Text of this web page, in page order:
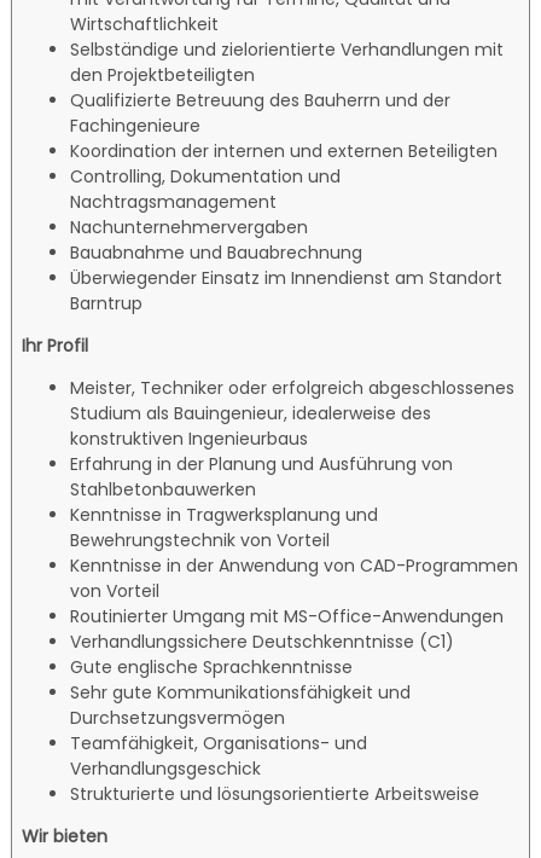
Wirtschaftlichkeit
Selbständige und zielorientierte Verhandlungen mit
den Projektbeteiligten
Qualifizierte Betreuung des Bauherrn und der
Fachingenieure
Koordination der internen und externen Beteiligten
Controlling, Dokumentation und
Nachtragsmanagement
Nachunternehmervergaben
Bauabnahme und Bauabrechnung
Überwiegender Einsatz im Innendienst am Standort
Barntrup
Ihr Profil
Meister, Techniker oder erfolgreich abgeschlossenes
Studium als Bauingenieur, idealerweise des
konstruktiven Ingenieurbaus
Erfahrung in der Planung und Ausführung von
Stahlbetonbauwerken
Kenntnisse in Tragwerksplanung und
Bewehrungstechnik von Vorteil
Kenntnisse in der Anwendung von CAD-Programmen
von Vorteil
Routinierter Umgang mit MS-Office-Anwendungen
Verhandlungssichere Deutschkenntnisse (C1)
Gute englische Sprachkenntnisse
Sehr gute Kommunikationsfähigkeit und
Durchsetzungsvermögen
Teamfähigkeit, Organisations- und
Verhandlungsgeschick
Strukturierte und lösungsorientierte Arbeitsweise
Wir bieten